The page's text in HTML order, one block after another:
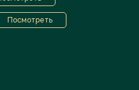
Посмотреть